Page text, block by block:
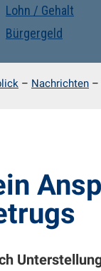
Lohn / Gehalt
Bürgergeld
– Nachrichten –